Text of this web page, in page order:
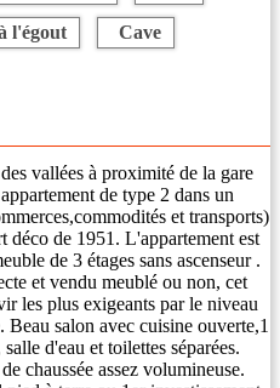
l'égout Cave
vallées à proximité de la gare
de type 2 dans un
et transports)
déco de 1951. L'appartement est
de 3 étages sans ascenseur .
et vendu meublé ou non, cet
les plus exigeants par le niveau
Beau salon avec cuisine ouverte,1
d'eau et toilettes séparées.
chaussée assez volumineuse.